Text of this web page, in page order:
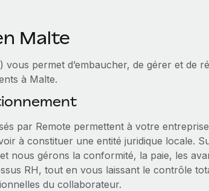
Malte
vous permet d’embaucher, de gérer et de
à Malte.
par Remote permettent à votre
à constituer une entité juridique locale.
nous gérons la conformité, la paie, les
RH, tout en vous laissant le contrôle
du collaborateur.